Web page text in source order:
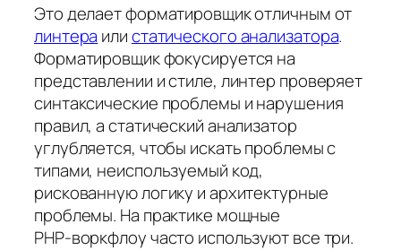
Это делает форматировщик отличным от
линтера илистатического анализатора.
Форматировщик фокусируется на
представлении и стиле, линтер проверяет
синтаксические проблемы и нарушения
правил, а статический анализатор
углубляется, чтобы искать проблемы с
типами, неиспользуемый код,
рискованную логику и архитектурные
проблемы. На практике мощные
PHP‑воркфлоу часто используют все три.